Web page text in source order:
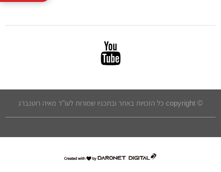
© copyright כל הזכויות באתר ובתכניו שמורות לעו"ד מאיה רוטנברג
דרונט